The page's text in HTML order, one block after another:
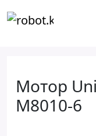
Мотор
M8010-6